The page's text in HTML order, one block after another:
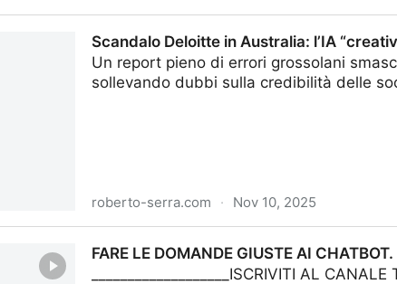
shameless with Black Ops 7
Scandalo Deloitte in Australia: l’IA
Un report pieno di errori grossolani
sollevando dubbi sulla credibilità delle
roberto-serra.com · Nov 10, 2025
FARE LE DOMANDE GIUSTE AI
___________________ISCRIVITI AL